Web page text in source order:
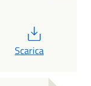
Scarica